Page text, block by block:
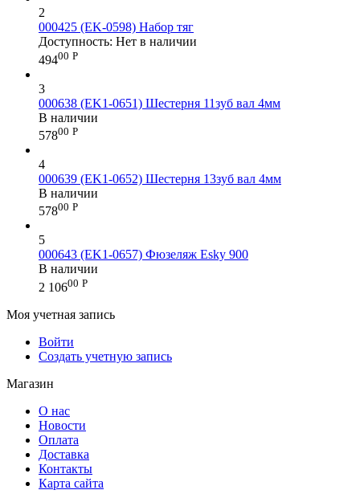
2
000425 (EK-0598) Набор тяг
Доступность: Нет в наличии
49400 Р
3
000638 (EK1-0651) Шестерня 11зуб вал 4мм
В наличии
57800 Р
4
000639 (EK1-0652) Шестерня 13зуб вал 4мм
В наличии
57800 Р
5
000643 (EK1-0657) Фюзеляж Esky 900
В наличии
2 10600 Р
Моя учетная запись
Войти
Создать учетную запись
Магазин
О нас
Новости
Оплата
Доставка
Контакты
Карта сайта